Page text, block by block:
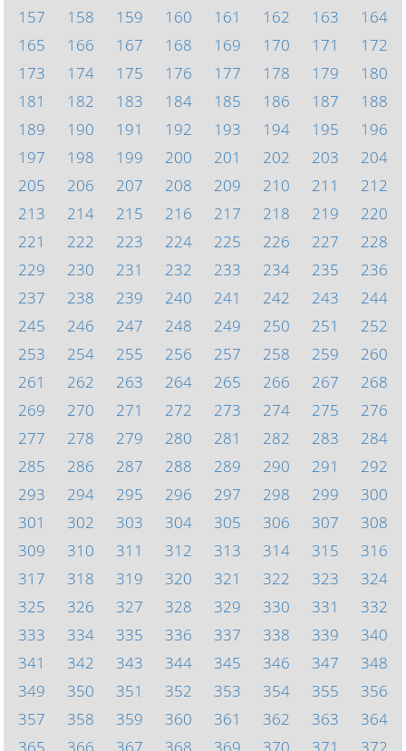
157
158 159 160 161 162 163
164
165
166 167 168 169 170 171
172
173
174 175 176 177 178 179
180
181
182 183 184 185 186 187
188
189
190 191 192 193 194 195
196
197
198 199 200 201 202 203
204
205
206 207 208 209 210 211
212
213
214 215 216 217 218 219
220
221
222 223 224 225 226 227
228
229
230 231 232 233 234 235
236
237
238 239 240 241 242 243
244
245
246 247 248 249 250 251
252
253
254 255 256 257 258 259
260
261
262 263 264 265 266 267
268
269
270 271 272 273 274 275
276
277
278 279 280 281 282 283
284
285
286 287 288 289 290 291
292
293
294 295 296 297 298 299
300
301
302 303 304 305 306 307
308
309
310 311 312 313 314 315
316
317
318 319 320 321 322 323
324
325
326 327 328 329 330 331
332
333
334 335 336 337 338 339
340
341
342 343 344 345 346 347
348
349
350 351 352 353 354 355
356
357
358 359 360 361 362 363
364